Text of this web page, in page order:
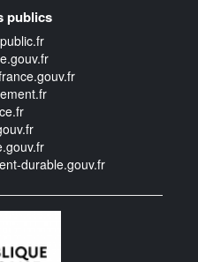
publics
durable.gouv.fr